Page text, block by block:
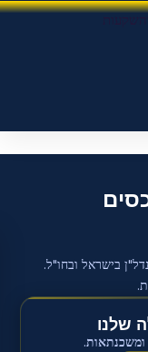
בישראל ובחו"ל.
שלנו
ומשכנתאות.